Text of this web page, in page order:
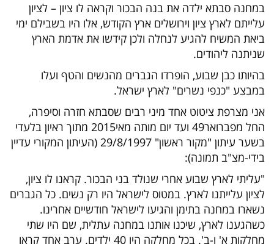
במחנה סבתא ילדה את בנה הבכור וקראה לו ציון – לציון
עלייתם לארץ ציון וירושלים ארץ הקודש, אלו היו בשבילם ימי
ביאת המשיח להגיע לנחלה ולכן קידשו את אדמת הארץ
שניתנה ליהודים.
בהיותו כבן שבוע, הופרדו הגברים מהנשים והטף ועלו
במבצע "כנפי נשרים" לארץ ישראל.
אני מצרפת ציטוט אחד מיני רבים שסבתא חזרה וסיפרה,
החל מפברואר49 ועד יום מותה מאי2015 מתוך ראיון בלעדי
בשער עיתון "מקור ראשון" 29/8/1997 (העיתון המקורי עדיין
בידי-מצ"ב תמונה):
"עליתי לארץ שבוע אחרי שנולד בני הבכור. קראנו לו ציון,
לציון עלייתנו לארץ. במטוס לישראל היו רק נשים. כל הגברים
נשארו במחנה בתימן והגיעו לישראל חודשיים אחרינו.
כשהגענו לארץ, שיכנו אותנו במחנה עתלית, שם היו שתי
מחלקות א' ו-ב'. בכל מחלקה היו 40 ילדים. ערב אחד קראו